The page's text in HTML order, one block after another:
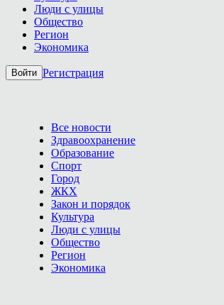
Люди с улицы
Общество
Регион
Экономика
Войти Регистрация
Все новости
Здравоохранение
Образование
Спорт
Город
ЖКХ
Закон и порядок
Культура
Люди с улицы
Общество
Регион
Экономика